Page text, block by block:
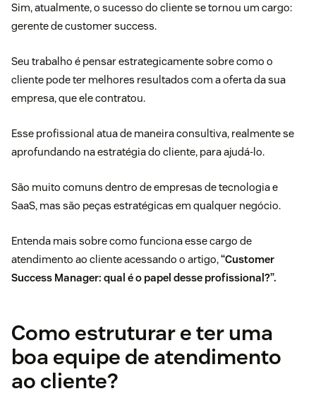
Sim, atualmente, o sucesso do cliente se tornou um cargo:
gerente decustomer success.
Seu trabalho é pensar estrategicamente sobre como o
cliente pode ter melhores resultados com a oferta da sua
empresa, que ele contratou.
Esse profissional atua de maneira consultiva, realmente se
aprofundando na estratégia do cliente, para ajudá-lo.
São muito comuns dentro de empresas de tecnologia e
SaaS, mas são peças estratégicas em qualquer negócio.
Entenda mais sobre como funciona esse cargo de
atendimento ao cliente acessando o artigo,“Customer
Success Manager: qual é o papel desse profissional?”.
Como estruturar e ter uma
boa equipe de atendimento
ao cliente?